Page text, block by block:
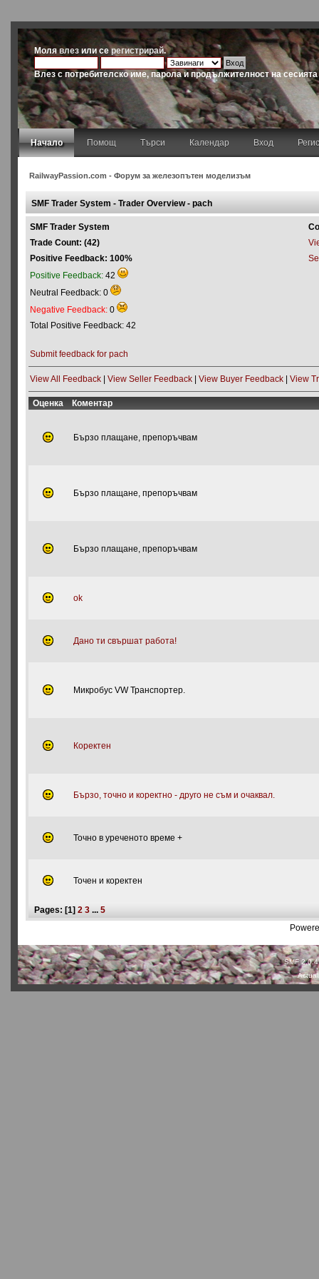
Молявлез или серегистрирай.
Влез с потребителско име, парола и продължителност на сесията
Начало Помощ Търси Календар Вход
RailwayPassion.com - Форум за железопътен моделизъм
SMF Trader System - Trader Overview - pach
SMF Trader System
Trade Count: (42)
Positive Feedback: 100%
Positive Feedback: 42
Neutral Feedback: 0
Negative Feedback: 0
Total Positive Feedback: 42
Submit feedback for pach
View All Feedback| View Seller Feedback| View Buyer Feedback| View
Оценка Коментар
Бързо плащане, препоръчвам
Бързо плащане, препоръчвам
Бързо плащане, препоръчвам
ok
Дано ти свършат работа!
Микробус VW Транспортер.
Коректен
Бързо, точно и коректно - друго не съм и очаквал.
Точно в уреченото време +
Точен и коректен
Pages: [1]2 3 ...5
SMF 2.0.4